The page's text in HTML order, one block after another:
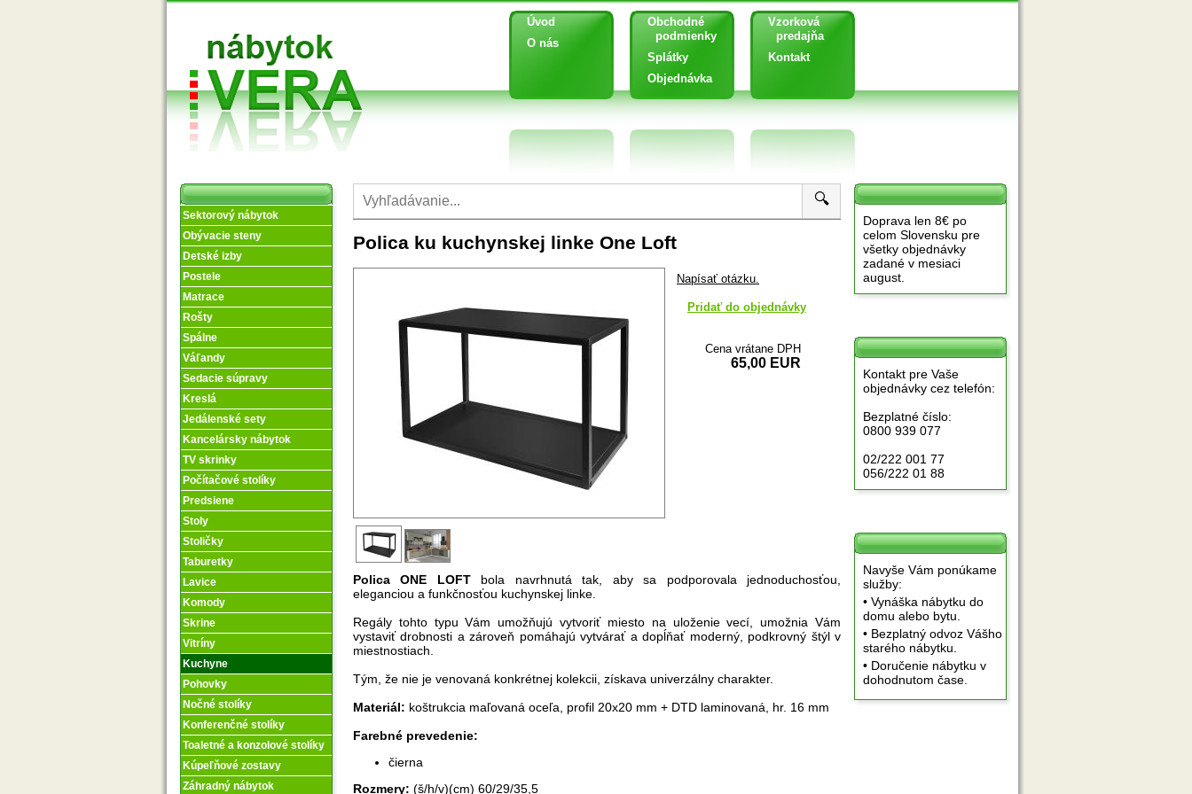
Úvod
O nás
Obchodné
podmienky
Splátky
Objednávka
Vzorková
predajňa
Kontakt
Sektorový nábytok
Obývacie steny
Detské izby
Postele
Matrace
Rošty
Spálne
Váľandy
Sedacie súpravy
Kreslá
Jedálenské sety
Kancelársky nábytok
TV skrinky
Počítačové stolíky
Predsiene
Stoly
Stoličky
Taburetky
Lavice
Komody
Skrine
Vitríny
Kuchyne
Pohovky
Nočné stolíky
Konferenčné stolíky
Toaletné a konzolové stolíky
Kúpeľňové zostavy
Záhradný nábytok
🔍
Polica ku kuchynskej linke One Loft
Napísať otázku.
Pridať do objednávky
Cena vrátane DPH
65,00 EUR
Polica ONE LOFTbola navrhnutá tak, aby sa podporovala jednoduchosťou,
eleganciou a funkčnosťou kuchynskej linke.
Regály tohto typu Vám umožňujú vytvoriť miesto na uloženie vecí, umožnia Vám
vystaviť drobnosti a zároveň pomáhajú vytvárať a dopĺňať moderný, podkrovný štýl v
miestnostiach.
Tým, že nie je venovaná konkrétnej kolekcii, získava univerzálny charakter.
Materiál: koštrukcia maľovaná oceľa, profil 20x20 mm + DTD laminovaná, hr. 16 mm
Farebné prevedenie:
čierna
Rozmery: (š/h/v)(cm) 60/29/35,5
Doprava len 8€ po
celom Slovensku pre
všetky objednávky
zadané v mesiaci
august.
Kontakt pre Vaše
objednávky cez telefón:
Bezplatné číslo:
0800 939 077
02/222 001 77
056/222 01 88
Navyše Vám ponúkame
služby:
• Vynáška nábytku do
domu alebo bytu.
• Bezplatný odvoz Vášho
starého nábytku.
• Doručenie nábytku v
dohodnutom čase.